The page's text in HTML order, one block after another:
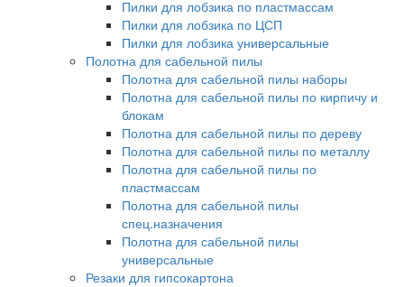
Пилки для лобзика по пластмассам
Пилки для лобзика по ЦСП
Пилки для лобзика универсальные
Полотна для сабельной пилы
Полотна для сабельной пилы наборы
Полотна для сабельной пилы по кирпичу и
блокам
Полотна для сабельной пилы по дереву
Полотна для сабельной пилы по металлу
Полотна для сабельной пилы по
пластмассам
Полотна для сабельной пилы
спец.назначения
Полотна для сабельной пилы
универсальные
Резаки для гипсокартона